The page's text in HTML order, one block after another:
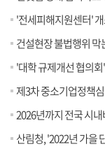
'전세피해지원센터' 개소
건설현장 불법행위
'대학 규제개선 협의
제3차 중소기업정책심의
2026년까지 전국 시
산림청, '2022년 가을